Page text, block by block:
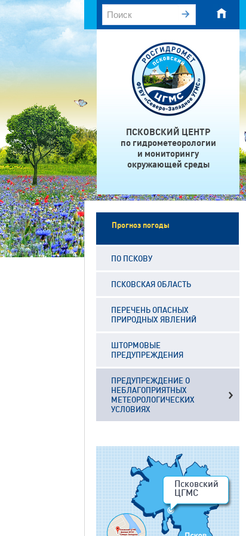
ПСКОВСКИЙ ЦЕНТР
по гидрометеорологии
и мониторингу
окружающей среды
Прогноз погоды
ПО ПСКОВУ
ПСКОВСКАЯ ОБЛАСТЬ
ПЕРЕЧЕНЬ ОПАСНЫХ
ПРИРОДНЫХ ЯВЛЕНИЙ
ШТОРМОВЫЕ
ПРЕДУПРЕЖДЕНИЯ
ПРЕДУПРЕЖДЕНИЕ О
НЕБЛАГОПРИЯТНЫХ
МЕТЕОРОЛОГИЧЕСКИХ
УСЛОВИЯХ
Псковский
ЦГМС